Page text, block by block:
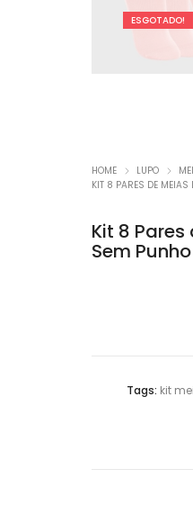
ESGOTADO!
HOME LUPO
KIT 8 PARES DE
Kit 8
Sem
Tags: kit